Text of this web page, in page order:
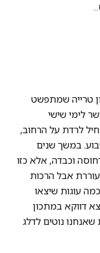
טרייה שמתפשט
לימי שישי
לרדת על הרחוב,
במשך שנים
וכבדה, אלא כזו
אבל הרכות
עוגות שיצאו
דווקא במתכון
נוטים לדלג